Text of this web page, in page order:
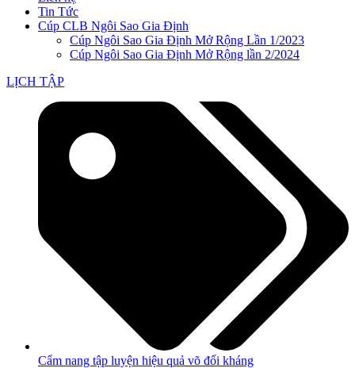
Tin Tức
Cúp CLB Ngôi Sao Gia Định
Cúp Ngôi Sao Gia Định Mở Rộng Lần 1/2023
Cúp Ngôi Sao Gia Định Mở Rộng lần 2/2024
LỊCH TẬP
Cẩm nang tập luyện hiệu quả võ đối kháng